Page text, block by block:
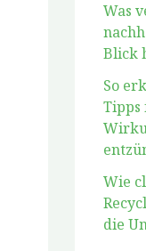
Was
Blick
So
Tipps
Wie
die